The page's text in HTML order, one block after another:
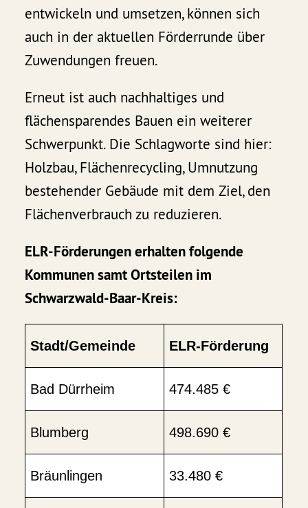
entwickeln und umsetzen, können sich
auch in der aktuellen Förderrunde über
Zuwendungen freuen.
Erneut ist auch nachhaltiges und
flächensparendes Bauen ein weiterer
Schwerpunkt. Die Schlagworte sind hier:
Holzbau, Flächenrecycling, Umnutzung
bestehender Gebäude mit dem Ziel, den
Flächenverbrauch zu reduzieren.
ELR-Förderungen erhalten folgende
Kommunen samt Ortsteilen im
Schwarzwald-Baar-Kreis:
Stadt/Gemeinde ELR-Förderung
Bad Dürrheim 474.485 €
Blumberg 498.690 €
Bräunlingen 33.480 €